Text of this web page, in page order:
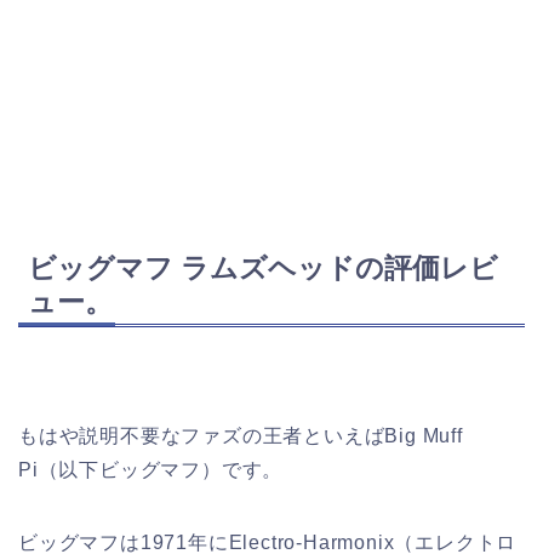
ビッグマフ ラムズヘッドの評価レビ
ュー。
もはや説明不要なファズの王者といえばBig Muff
Pi（以下ビッグマフ）です。
ビッグマフは1971年にElectro-Harmonix（エレクトロ